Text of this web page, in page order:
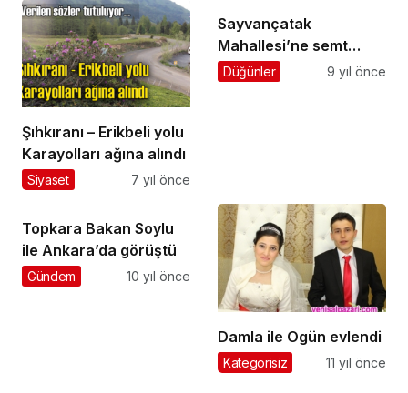
Şıhkıranı – Erikbeli yolu
Karayolları ağına alındı
Siyaset 7 yıl önce
Sayvançatak
Mahallesi’ne semt
sahası yapılacak
Düğünler 9 yıl önce
Topkara Bakan Soylu
ile Ankara’da görüştü
Gündem 10 yıl önce
Damla ile Ogün evlendi
Kategorisiz 11 yıl önce